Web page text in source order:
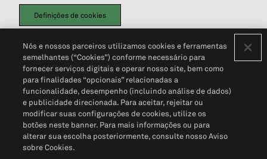
Definições de cookies
Política de PrivacidadePortal de privacidade do cliente (em inglês)
Não Venda Minhas Informações Pessoais© 2026 S&P Global
Nós e nossos parceiros utilizamos cookies e ferramentas
semelhantes (“Cookies”) conforme necessário para
fornecer serviços digitais e operar nosso site, bem como
para finalidades “opcionais” relacionadas a
funcionalidade, desempenho (incluindo análise de dados)
e publicidade direcionada. Para aceitar, rejeitar ou
modificar suas configurações de cookies, utilize os
botões neste banner. Para mais informações ou para
alterar sua escolha posteriormente, consulte nosso Aviso
sobre Cookies.